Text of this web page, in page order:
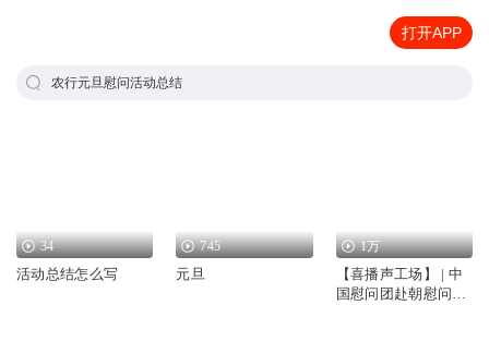
打开APP
农行元旦慰问活动总结
34
活动总结怎么写
745
元旦
1万
【喜播声工场】 | 中
国慰问团赴朝慰问志